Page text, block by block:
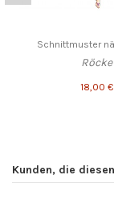
Schnittmuster
Röcke
18,00 €
Kunden, die